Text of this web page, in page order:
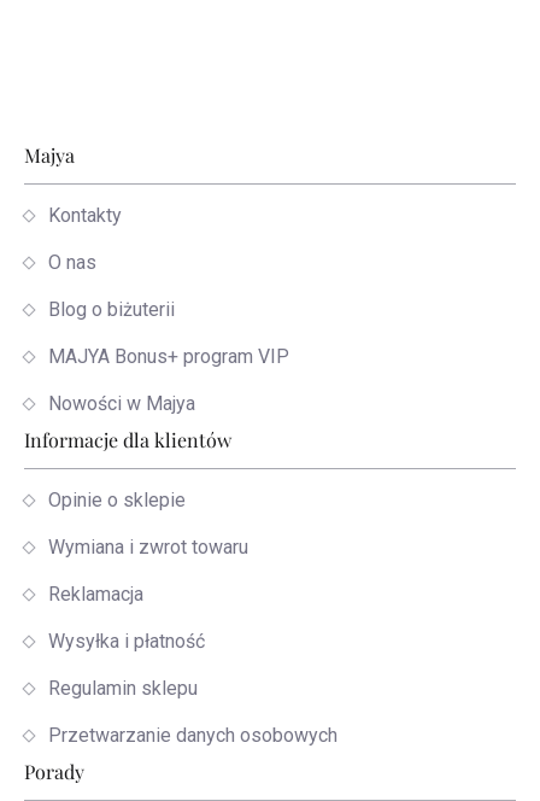
Stopka
Majya
Kontakty
O nas
Blog o biżuterii
MAJYA Bonus+ program VIP
Nowości w Majya
Informacje dla klientów
Opinie o sklepie
Wymiana i zwrot towaru
Reklamacja
Wysyłka i płatność
Regulamin sklepu
Przetwarzanie danych osobowych
Porady